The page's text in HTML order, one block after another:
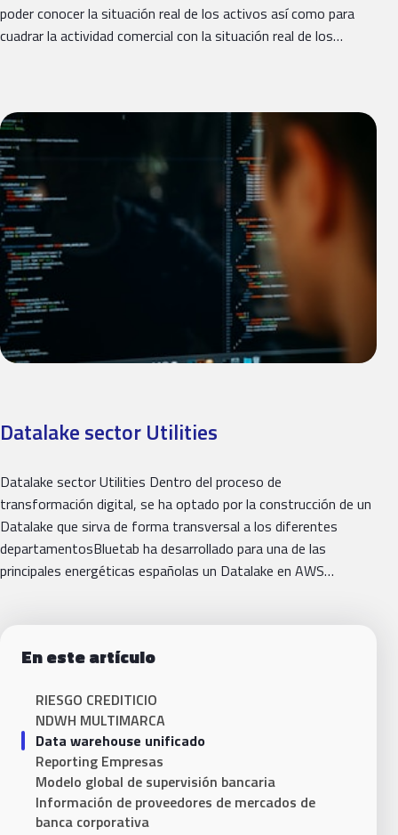
poder conocer la situación real de los activos así como para
cuadrar la actividad comercial con la situación real de los…
Datalake sector Utilities
Datalake sector Utilities Dentro del proceso de
transformación digital, se ha optado por la construcción de un
Datalake que sirva de forma transversal a los diferentes
departamentosBluetab ha desarrollado para una de las
principales energéticas españolas un Datalake en AWS…
En este artículo
RIESGO CREDITICIO
NDWH MULTIMARCA
Data warehouse unificado
Reporting Empresas
Modelo global de supervisión bancaria
Información de proveedores de mercados de
banca corporativa